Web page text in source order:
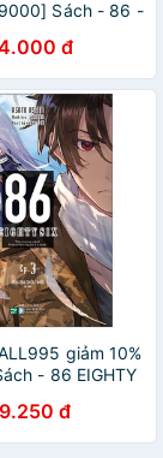
Sách - 86 -
đ
giảm 10%
- 86 EIGHTY
- Số lượng có
đ